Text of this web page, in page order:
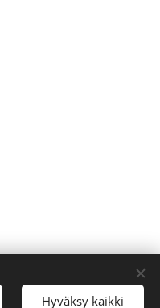
Hyväksy kaikki